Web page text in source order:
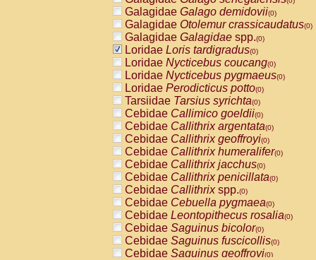
Galagidae Galago demidovii(0)
Galagidae Otolemur crassicaudatus(0)
Galagidae Galagidae spp.(0)
Loridae Loris tardigradus(0)
Loridae Nycticebus coucang(0)
Loridae Nycticebus pygmaeus(0)
Loridae Perodicticus potto(0)
Tarsiidae Tarsius syrichta(0)
Cebidae Callimico goeldii(0)
Cebidae Callithrix argentata(0)
Cebidae Callithrix geoffroyi(0)
Cebidae Callithrix humeralifer(0)
Cebidae Callithrix jacchus(0)
Cebidae Callithrix penicillata(0)
Cebidae Callithrixspp.(0)
Cebidae Cebuella pygmaea(0)
Cebidae Leontopithecus rosalia(0)
Cebidae Saguinus bicolor(0)
Cebidae Saguinus fuscicollis(0)
Cebidae Saguinus geoffroyi(0)